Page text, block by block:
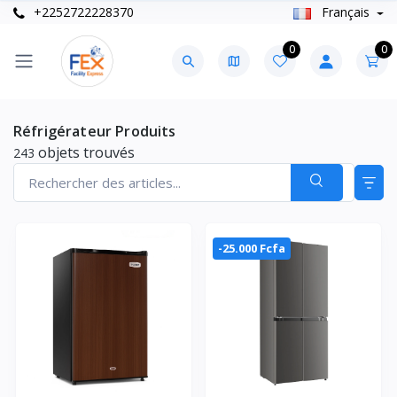
+2252722228370 Français
0 0
Réfrigérateur Produits
243 objets trouvés
-25.000 Fcfa